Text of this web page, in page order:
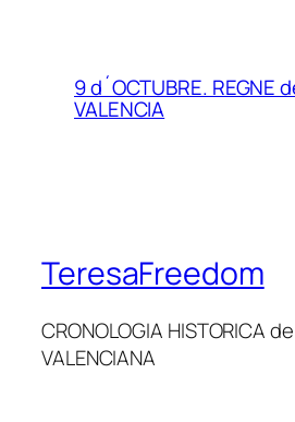
9 d´OCTUBRE. REGNE
VALENCIA
TeresaFreedom
CRONOLOGIA HISTORICA
VALENCIANA